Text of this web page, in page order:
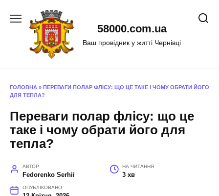
58000.com.ua
Ваш провідник у житті Чернівці
ГОЛОВНА » ПЕРЕВАГИ ПОЛАР ФЛІСУ: ЩО ЦЕ ТАКЕ І ЧОМУ ОБРАТИ ЙОГО
ДЛЯ ТЕПЛА?
Переваги полар флісу: що це
таке і чому обрати його для
тепла?
АВТОР
Fedorenko Serhii
НА ЧИТАННЯ
3 хв
ОПУБЛІКОВАНО